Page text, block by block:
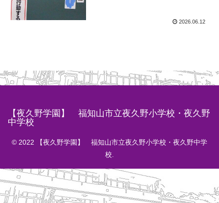
2026.06.12
【夜久野学園】 福知山市立夜久野小学校・夜久野
中学校
© 2022 【夜久野学園】 福知山市立夜久野小学校・夜久野中学
校.